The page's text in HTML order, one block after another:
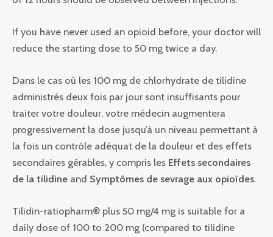
If you have never used an opioid before, your doctor will
reduce the starting dose to 50 mg twice a day.
Dans le cas où les 100 mg de chlorhydrate de tilidine
administrés deux fois par jour sont insuffisants pour
traiter votre douleur, votre médecin augmentera
progressivement la dose jusqu’à un niveau permettant à
la fois un contrôle adéquat de la douleur et des effets
secondaires gérables, y compris les Effets secondaires
de la tilidine and Symptômes de sevrage aux opioïdes.
Tilidin-ratiopharm® plus 50 mg/4 mg is suitable for a
daily dose of 100 to 200 mg (compared to tilidine